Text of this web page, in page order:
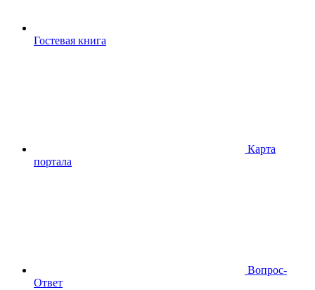
Гостевая книга
Карта
портала
Вопрос-
Ответ